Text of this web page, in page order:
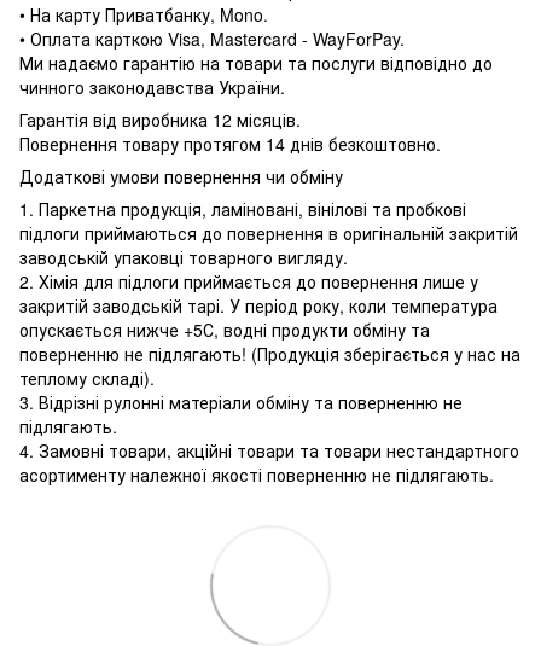
• На карту Приватбанку, Mono.
• Оплата карткою Visa, Mastercard - WayForPay.
Ми надаємо гарантію на товари та послуги відповідно до
чинного законодавства України.
Гарантія від виробника 12 місяців.
Повернення товару протягом 14 днів безкоштовно.
Додаткові умови повернення чи обміну
1. Паркетна продукція, ламіновані, вінілові та пробкові
підлоги приймаються до повернення в оригінальній закритій
заводській упаковці товарного вигляду.
2. Хімія для підлоги приймається до повернення лише у
закритій заводській тарі. У період року, коли температура
опускається нижче +5С, водні продукти обміну та
поверненню не підлягають! (Продукція зберігається у нас на
теплому складі).
3. Відрізні рулонні матеріали обміну та поверненню не
підлягають.
4. Замовні товари, акційні товари та товари нестандартного
асортименту належної якості поверненню не підлягають.